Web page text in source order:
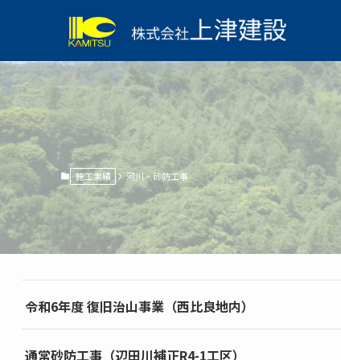
施工実績 河川・砂防工事
令和6年度 復旧治山事業（西比良地内）
通常砂防工事（辺田川補正R4-1工区）